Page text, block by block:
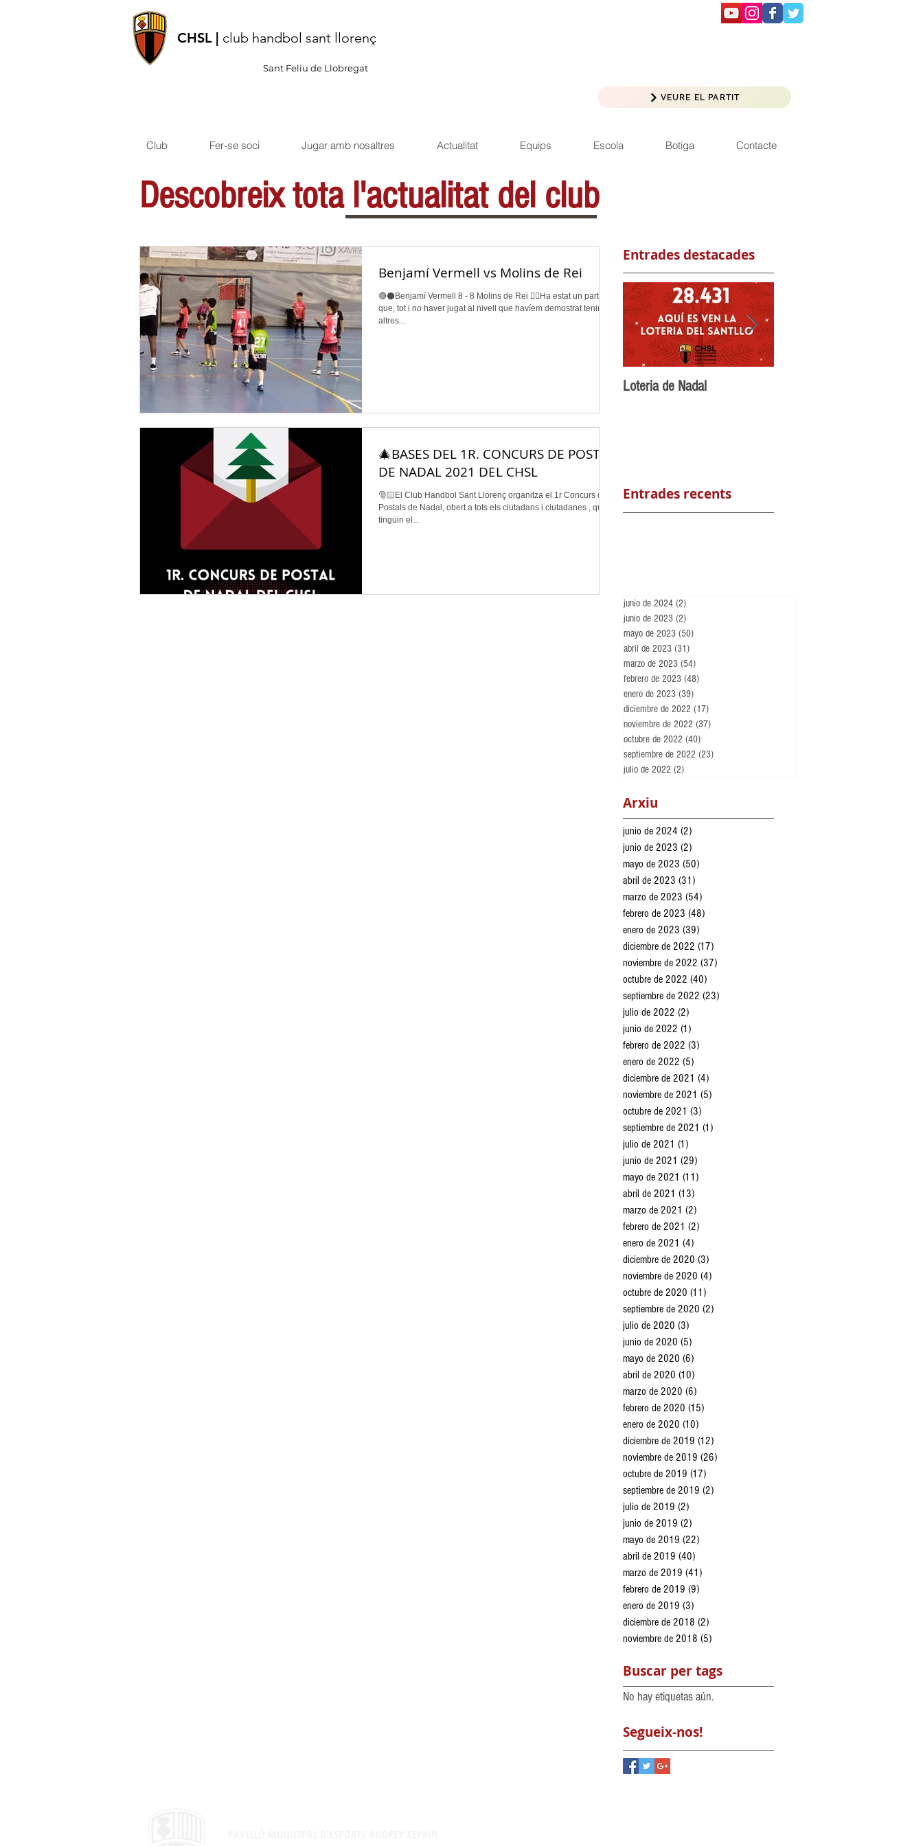
CHSL | club handbol sant llorenç
Sant Feliu de Llobregat
VEURE EL PARTIT
Club Fer-se soci Jugar amb nosaltres Actualitat Equips Escola Botiga Contacte
Descobreix tota l'actualitat del club
Benjamí Vermell vs Molins de Rei
🔴⚫️Benjamí Vermell 8 - 8 Molins de Rei 👉🏽Ha estat un partit
que, tot i no haver jugat al nivell que havíem demostrat tenir en
altres...
🎄BASES DEL 1R. CONCURS DE POSTAL
DE NADAL 2021 DEL CHSL
🎅🏻El Club Handbol Sant Llorenç organitza el 1r Concurs de
Postals de Nadal, obert a tots els ciutadans i ciutadanes , que
tinguin el...
Entrades destacades
Loteria de Nadal
Entrades recents
junio de 2024 (2)
junio de 2023 (2)
mayo de 2023 (50)
abril de 2023 (31)
marzo de 2023 (54)
febrero de 2023 (48)
enero de 2023 (39)
diciembre de 2022 (17)
noviembre de 2022 (37)
octubre de 2022 (40)
septiembre de 2022 (23)
julio de 2022 (2)
Arxiu
junio de 2024 (2)
junio de 2023 (2)
mayo de 2023 (50)
abril de 2023 (31)
marzo de 2023 (54)
febrero de 2023 (48)
enero de 2023 (39)
diciembre de 2022 (17)
noviembre de 2022 (37)
octubre de 2022 (40)
septiembre de 2022 (23)
julio de 2022 (2)
junio de 2022 (1)
febrero de 2022 (3)
enero de 2022 (5)
diciembre de 2021 (4)
noviembre de 2021 (5)
octubre de 2021 (3)
septiembre de 2021 (1)
julio de 2021 (1)
junio de 2021 (29)
mayo de 2021 (11)
abril de 2021 (13)
marzo de 2021 (2)
febrero de 2021 (2)
enero de 2021 (4)
diciembre de 2020 (3)
noviembre de 2020 (4)
octubre de 2020 (11)
septiembre de 2020 (2)
julio de 2020 (3)
junio de 2020 (5)
mayo de 2020 (6)
abril de 2020 (10)
marzo de 2020 (6)
febrero de 2020 (15)
enero de 2020 (10)
diciembre de 2019 (12)
noviembre de 2019 (26)
octubre de 2019 (17)
septiembre de 2019 (2)
julio de 2019 (2)
junio de 2019 (2)
mayo de 2019 (22)
abril de 2019 (40)
marzo de 2019 (41)
febrero de 2019 (9)
enero de 2019 (3)
diciembre de 2018 (2)
noviembre de 2018 (5)
Buscar per tags
No hay etiquetas aún.
Segueix-nos!